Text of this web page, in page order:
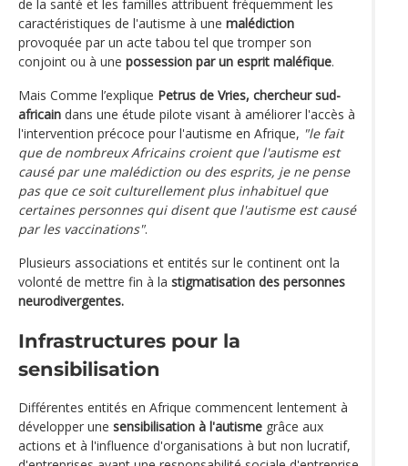
de la santé et les familles attribuent fréquemment les
caractéristiques de l'autisme à une malédiction
provoquée par un acte tabou tel que tromper son
conjoint ou à une possession par un esprit maléfique.
Mais Comme l’explique Petrus de Vries, chercheur sud-
africain dans une étude pilote visant à améliorer l'accès à
l'intervention précoce pour l'autisme en Afrique, "le fait
que de nombreux Africains croient que l'autisme est
causé par une malédiction ou des esprits, je ne pense
pas que ce soit culturellement plus inhabituel que
certaines personnes qui disent que l'autisme est causé
par les vaccinations".
Plusieurs associations et entités sur le continent ont la
volonté de mettre fin à la stigmatisation des personnes
neurodivergentes.
Infrastructures pour la
sensibilisation
Différentes entités en Afrique commencent lentement à
développer une sensibilisation à l'autisme grâce aux
actions et à l'influence d'organisations à but non lucratif,